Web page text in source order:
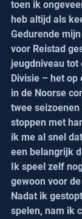
toen ik
heb altijd als
Gedurende
voor Reistad
jeugdniveau tot
Divisie – het op
in de Noorse
twee
stoppen met
ik me al snel
een belangrijk
Ik speel zelf
gewoon voor
Nadat ik
spelen, nam ik